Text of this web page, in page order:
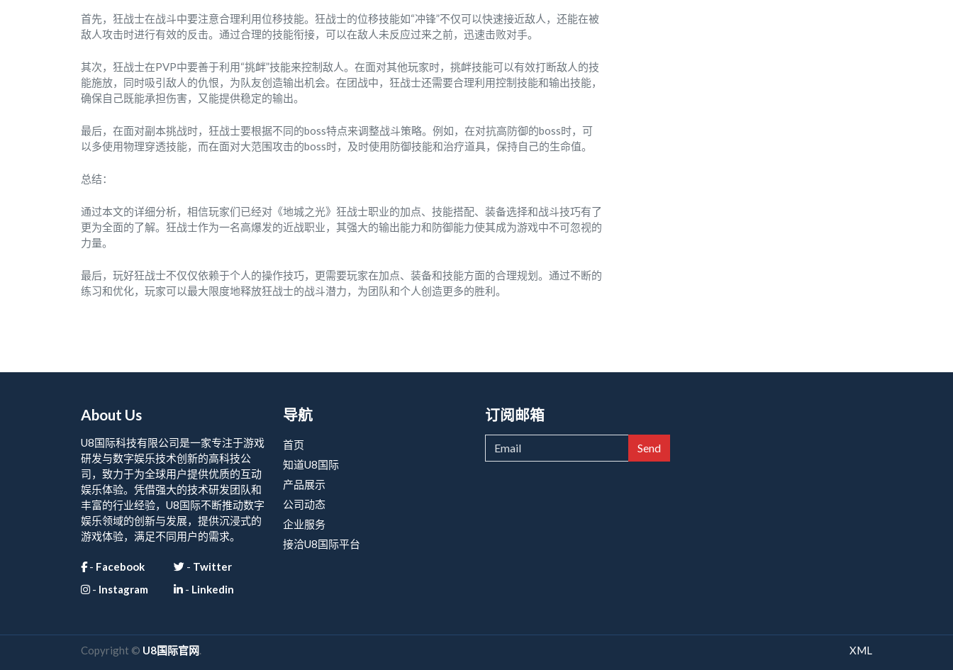
首先，狂战士在战斗中要注意合理利用位移技能。狂战士的位移技能如“冲锋”不仅可以快速接近敌人，还能在被
敌人攻击时进行有效的反击。通过合理的技能衔接，可以在敌人未反应过来之前，迅速击败对手。
其次，狂战士在PVP中要善于利用“挑衅”技能来控制敌人。在面对其他玩家时，挑衅技能可以有效打断敌人的技
能施放，同时吸引敌人的仇恨，为队友创造输出机会。在团战中，狂战士还需要合理利用控制技能和输出技能，
确保自己既能承担伤害，又能提供稳定的输出。
最后，在面对副本挑战时，狂战士要根据不同的boss特点来调整战斗策略。例如，在对抗高防御的boss时，可
以多使用物理穿透技能，而在面对大范围攻击的boss时，及时使用防御技能和治疗道具，保持自己的生命值。
总结：
通过本文的详细分析，相信玩家们已经对《地城之光》狂战士职业的加点、技能搭配、装备选择和战斗技巧有了
更为全面的了解。狂战士作为一名高爆发的近战职业，其强大的输出能力和防御能力使其成为游戏中不可忽视的
力量。
最后，玩好狂战士不仅仅依赖于个人的操作技巧，更需要玩家在加点、装备和技能方面的合理规划。通过不断的
练习和优化，玩家可以最大限度地释放狂战士的战斗潜力，为团队和个人创造更多的胜利。
About Us
U8国际科技有限公司是一家专注于游戏
研发与数字娱乐技术创新的高科技公
司，致力于为全球用户提供优质的互动
娱乐体验。凭借强大的技术研发团队和
丰富的行业经验，U8国际不断推动数字
娱乐领域的创新与发展，提供沉浸式的
游戏体验，满足不同用户的需求。
- Facebook - Twitter
- Instagram - Linkedin
导航
首页
知道U8国际
产品展示
公司动态
企业服务
接洽U8国际平台
订阅邮箱
Send
Copyright © U8国际官网. XML